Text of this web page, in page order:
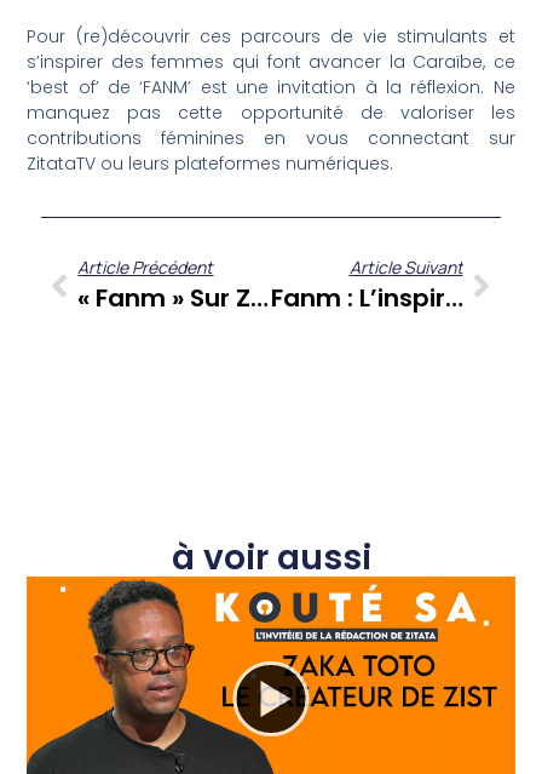
Pour (re)découvrir ces parcours de vie stimulants et
s’inspirer des femmes qui font avancer la Caraïbe, ce
‘best of’ de ‘FANM’ est une invitation à la réflexion. Ne
manquez pas cette opportunité de valoriser les
contributions féminines en vous connectant sur
ZitataTV ou leurs plateformes numériques.
Article Précédent
« Fanm » Sur Zitata TV : La Voix Des Femmes Caribéennes Qui Inspirent Le Monde.
Article Suivant
Fanm : L’inspiration Caribéenne Au Féminin Pluriel
à voir aussi